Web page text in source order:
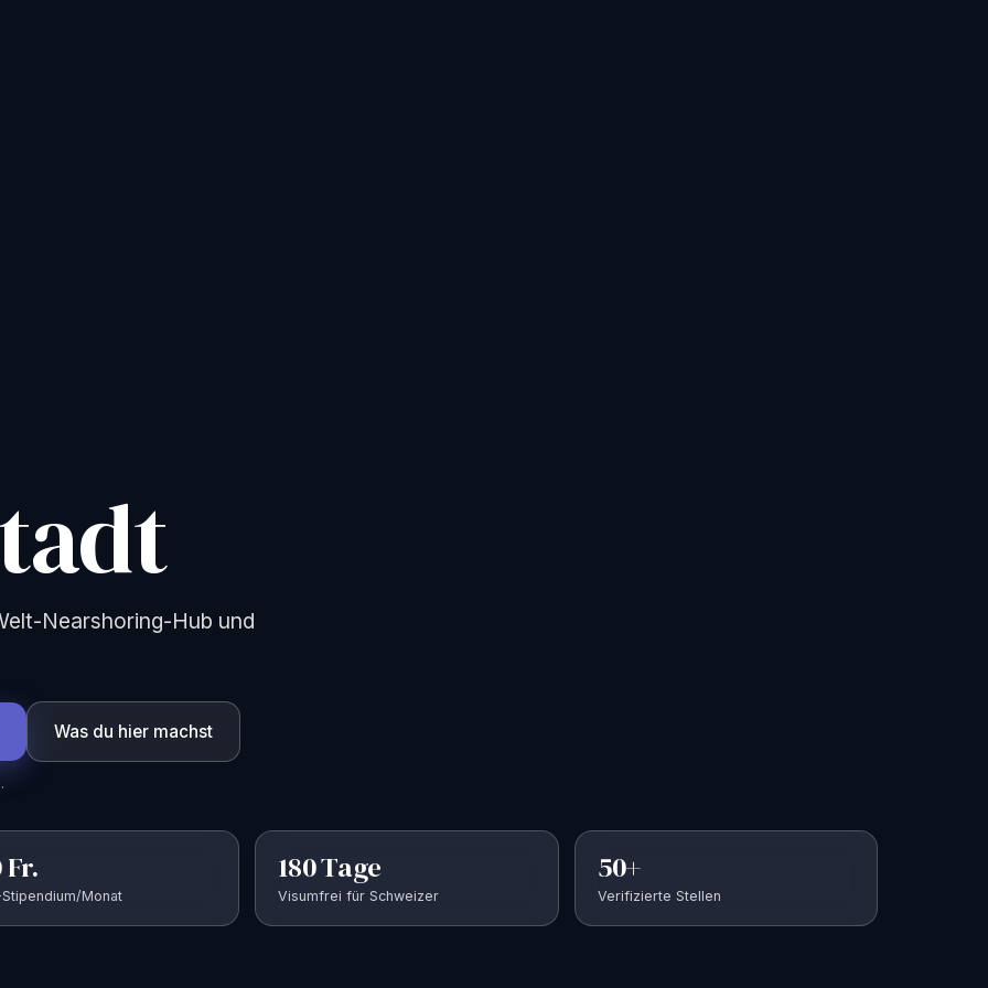
Nearshoring-Hub und
Was du hier machst
Fr.
Stipendium/Monat
180 Tage
Visumfrei für Schweizer
50+
Verifizierte Stellen